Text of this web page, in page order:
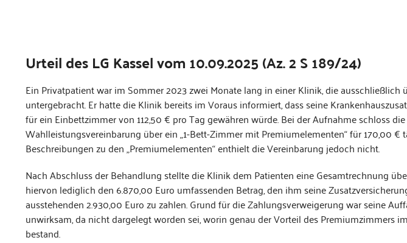
Urteil des LG Kassel vom 10.09.2025 (Az. 2 S 189/24)
Ein Privatpatient war im Sommer 2023 zwei Monate lang in einer Klinik, die
untergebracht. Er hatte die Klinik bereits im Voraus informiert, dass seine
für ein Einbettzimmer von 112,50 € pro Tag gewähren würde. Bei der Aufnahme schloss
Wahlleistungsvereinbarung über ein „1-Bett-Zimmer mit Premiumelementen“ für 170,00 €
Beschreibungen zu den „Premiumelementen“ enthielt die Vereinbarung jedoch nicht.
Nach Abschluss der Behandlung stellte die Klinik dem Patienten eine Gesamtrechnung
hiervon lediglich den 6.870,00 Euro umfassenden Betrag, den ihm seine
ausstehenden 2.930,00 Euro zu zahlen. Grund für die Zahlungsverweigerung war seine
unwirksam, da nicht dargelegt worden sei, worin genau der Vorteil des Premiumzimmers
bestand.